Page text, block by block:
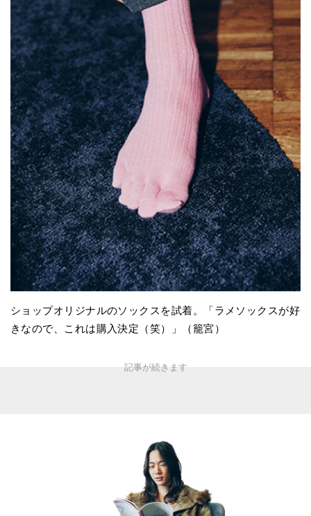
ショップオリジナルのソックスを試着。「ラメソックスが好
きなので、これは購入決定（笑）」（籠宮）